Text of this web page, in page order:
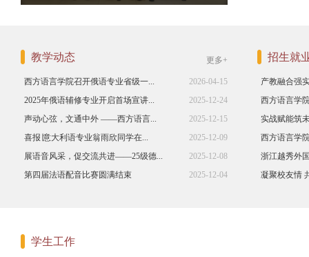
教学动态 更多+
西方语言学院召开俄语专业省级一...
2026-04-15
2025年俄语辅修专业开启首场宣讲...
2025-12-24
声动心弦，文通中外 ​——西方语言...
2025-12-15
喜报∣意大利语专业翁雨欣同学在...
2025-12-09
展语音风采，促交流共进——25级德...
2025-12-08
第四届法语配音比赛圆满结束
2025-12-04
招生就
产教融合强
西方语言学
实战赋能筑
西方语言学
浙江越秀外
凝聚校友情
学生工作